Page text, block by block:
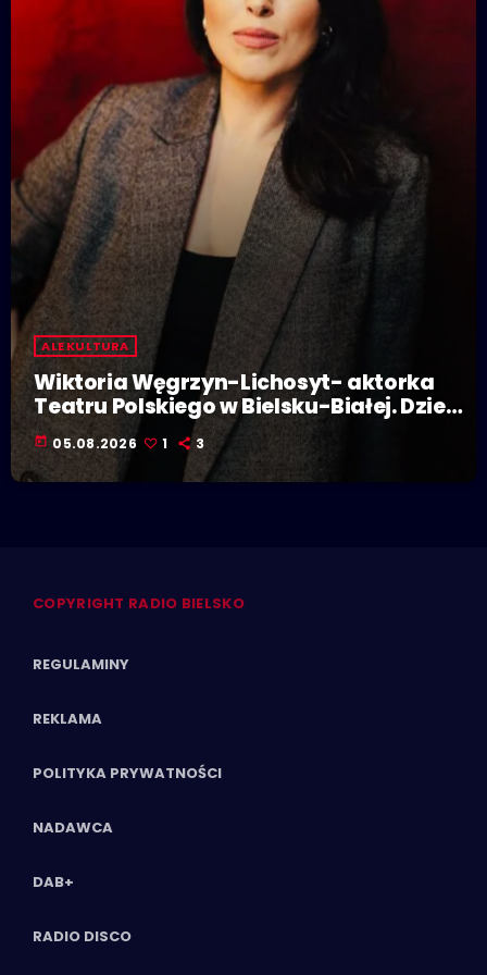
ALE KULTURA
Wiktoria Węgrzyn-Lichosyt- aktorka
Teatru Polskiego w Bielsku-Białej. Dzieje
się w Polskiej Stolicy Kultury!
today 05.08.2026 1 3
COPYRIGHT RADIO BIELSKO
REGULAMINY
REKLAMA
POLITYKA PRYWATNOŚCI
NADAWCA
DAB+
RADIO DISCO